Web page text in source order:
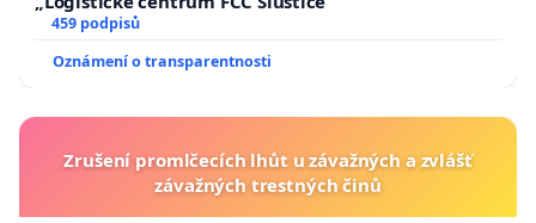
459 podpisů
Oznámení o transparentnosti
Zrušení promlčecích lhůt u závažných a zvlášť
závažných trestných činů